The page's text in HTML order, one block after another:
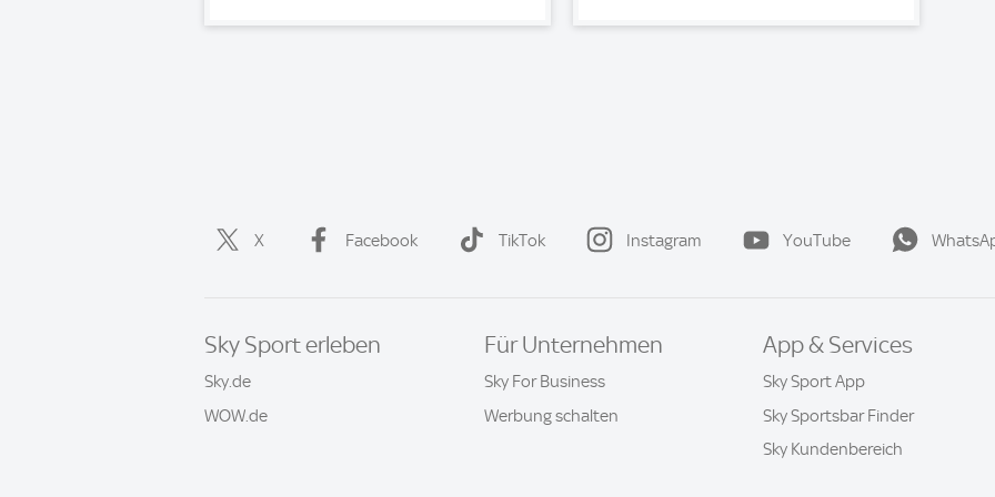
X Facebook TikTok Instagram YouTube
Sky Sport erleben
Sky.de
WOW.de
Für Unternehmen
Sky For Business
Werbung schalten
App & Services
Sky Sport App
Sky Sportsbar Finder
Sky Kundenbereich